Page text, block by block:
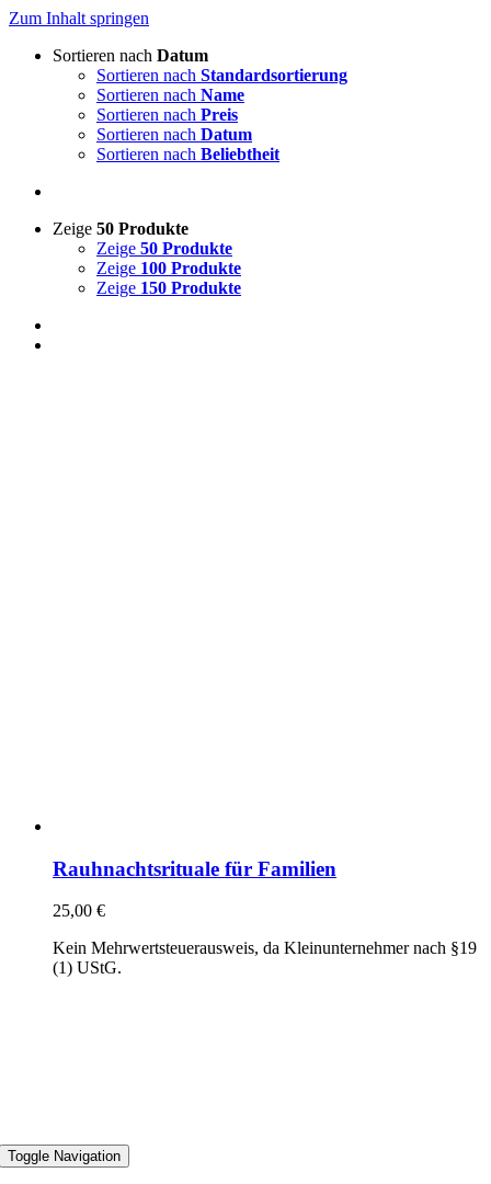
Zum Inhalt springen
Toggle Navigation
Sortieren nach Datum
Sortieren nach Standardsortierung
Sortieren nach Name
Sortieren nach Preis
Sortieren nach Datum
Sortieren nach Beliebtheit
Zeige 50 Produkte
Zeige 50 Produkte
Zeige 100 Produkte
Zeige 150 Produkte
Rauhnachtsrituale für Familien
25,00 €
Kein Mehrwertsteuerausweis, da Kleinunternehmer nach §19
(1) UStG.